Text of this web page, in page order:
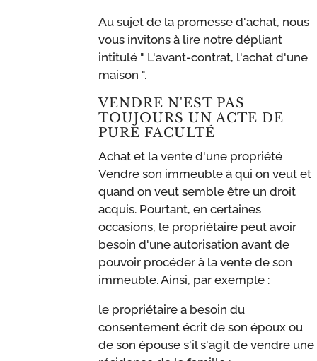
Au sujet de la promesse d'achat, nous
vous invitons à lire notre dépliant
intitulé " L'avant-contrat, l'achat d'une
maison ".
VENDRE N'EST PAS
TOUJOURS UN ACTE DE
PURE FACULTÉ
Achat et la vente d'une propriété
Vendre son immeuble à qui on veut et
quand on veut semble être un droit
acquis. Pourtant, en certaines
occasions, le propriétaire peut avoir
besoin d'une autorisation avant de
pouvoir procéder à la vente de son
immeuble. Ainsi, par exemple :
le propriétaire a besoin du
consentement écrit de son époux ou
de son épouse s'il s'agit de vendre une